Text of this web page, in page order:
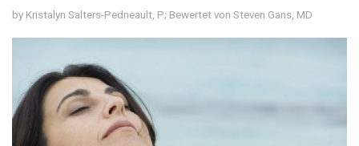
by Kristalyn Salters-Pedneault, P; Bewertet von Steven Gans, MD